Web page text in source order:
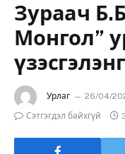
Зураач
Монгол”
Урлаг 26/04/
Сэтгэгдэл байхгүй